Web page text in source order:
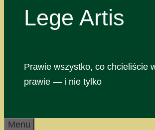
Lege Artis
Prawie wszystko, co chcieliście
prawie — i nie tylko
Menu